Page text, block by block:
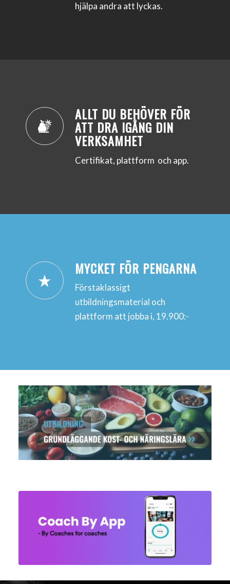
hjälpa andra att lyckas.
ALLT DU BEHÖVER FÖR
ATT DRA IGÅNG DIN
VERKSAMHET
Certifikat, plattform och app.
MYCKET FÖR PENGARNA
Förstaklassigt
utbildningsmaterial och
plattform att jobba i, 19.900:-